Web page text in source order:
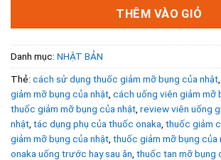
THÊM VÀO GIỎ
Danh mục: NHẬT BẢN
Thẻ: cách sử dụng thuốc giảm mỡ bụng của nhật
giảm mỡ bụng của nhật cách uống viên giảm mỡ
thuốc giảm mỡ bụng của nhật review viên uống
nhật tác dụng phụ của thuốc onaka thuốc giảm
giảm mỡ bụng của nhật thuốc giảm mỡ bụng của
onaka uống trước hay sau ăn thuốc tan mỡ bụng